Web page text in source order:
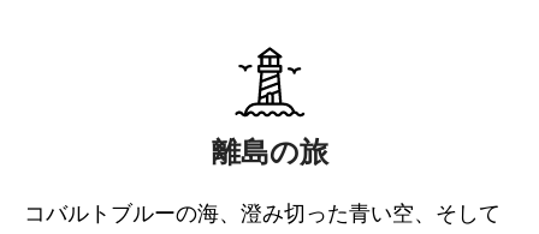
離島の旅
コバルトブルーの海、澄み切った青い空、そして